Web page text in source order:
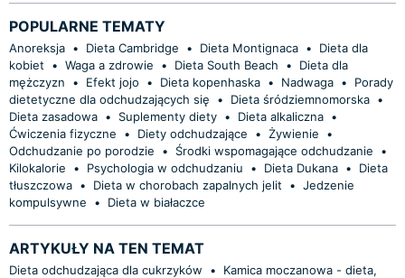
POPULARNE TEMATY
Anoreksja • Dieta Cambridge • Dieta Montignaca •
Dieta dla
kobiet
• Waga a zdrowie • Dieta South Beach •
Dieta dla
mężczyzn
• Efekt jojo • Dieta kopenhaska • Nadwaga •
Porady
dietetyczne dla odchudzających się
• Dieta śródziemnomorska •
Dieta zasadowa • Suplementy diety • Dieta alkaliczna •
Ćwiczenia fizyczne
• Diety odchudzające • Żywienie
•
Odchudzanie po porodzie
• Środki wspomagające odchudzanie
•
Kilokalorie
• Psychologia w odchudzaniu • Dieta Dukana •
Dieta
tłuszczowa • Dieta w chorobach zapalnych jelit • Jedzenie
kompulsywne
• Dieta w białaczce
ARTYKUŁY NA TEN TEMAT
Dieta odchudzająca dla cukrzyków •
Kamica moczanowa - dieta,